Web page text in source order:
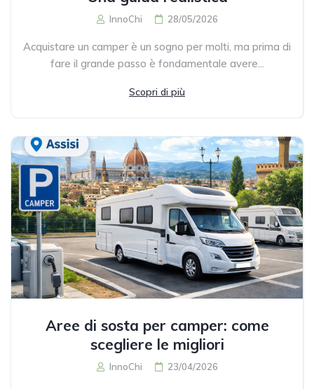
InnoChi 28/05/2026
Acquistare un camper è un sogno per molti, ma prima di
fare il grande passo è fondamentale avere...
Scopri di più
Aree di sosta per camper: come
scegliere le migliori
InnoChi 23/04/2026